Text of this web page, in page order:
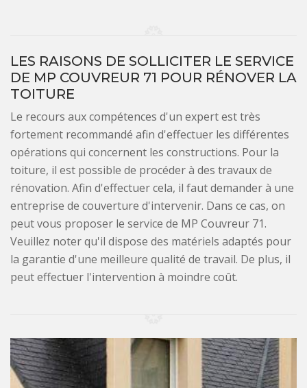
LES RAISONS DE SOLLICITER LE SERVICE
DE MP COUVREUR 71 POUR RÉNOVER LA
TOITURE
Le recours aux compétences d'un expert est très
fortement recommandé afin d'effectuer les différentes
opérations qui concernent les constructions. Pour la
toiture, il est possible de procéder à des travaux de
rénovation. Afin d'effectuer cela, il faut demander à une
entreprise de couverture d'intervenir. Dans ce cas, on
peut vous proposer le service de MP Couvreur 71.
Veuillez noter qu'il dispose des matériels adaptés pour
la garantie d'une meilleure qualité de travail. De plus, il
peut effectuer l'intervention à moindre coût.